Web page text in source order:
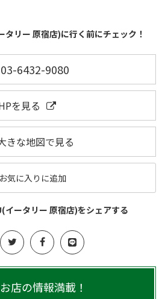
タリー 原宿店)に行く前にチェック！
03-6432-9080
を見る
きな地図で見る
お気に入りに追加
イータリー 原宿店)をシェアする
店の情報満載！